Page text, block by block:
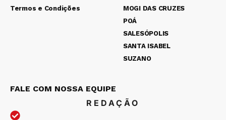
Termos e Condições
MOGI DAS CRUZES
POÁ
SALESÓPOLIS
SANTA ISABEL
SUZANO
FALE COM NOSSA EQUIPE
REDAÇÃO